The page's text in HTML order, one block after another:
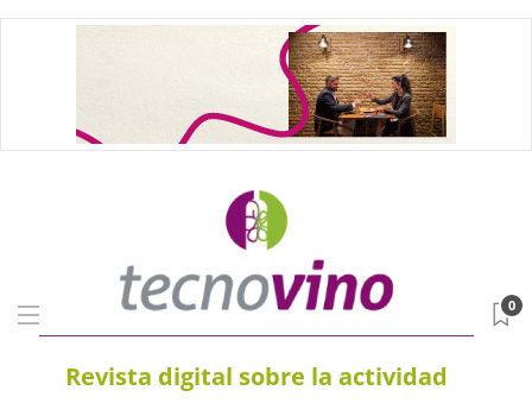
Revista digital sobre la actividad
0